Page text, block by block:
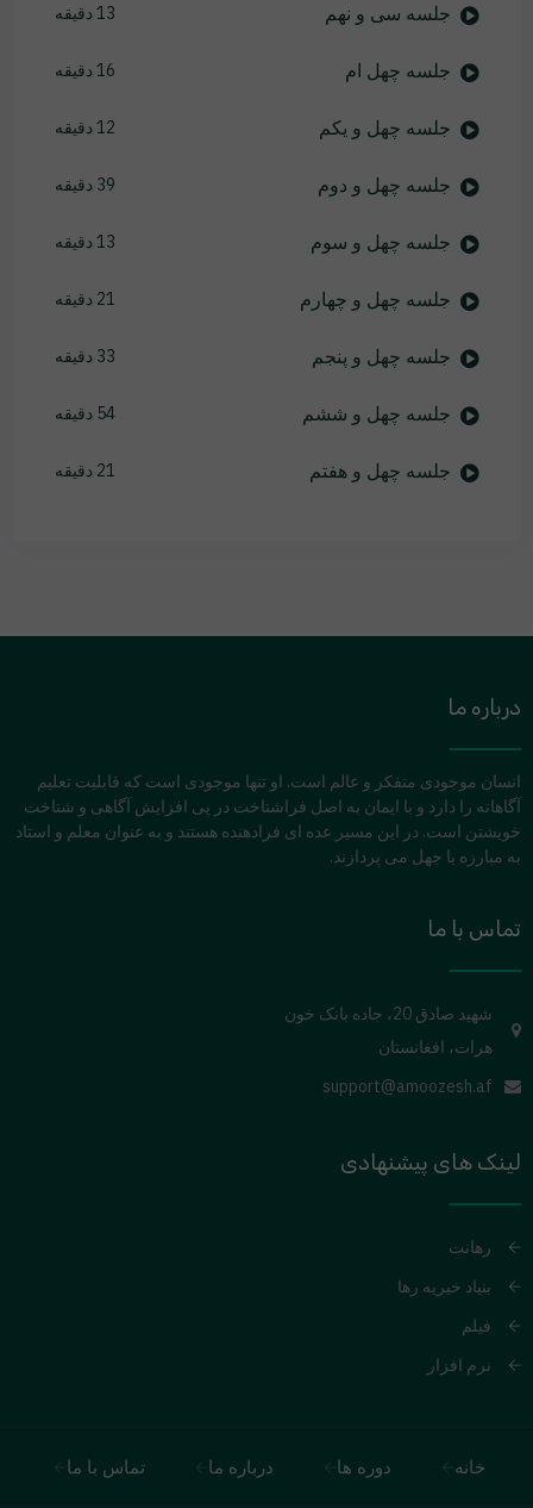
جلسه سی و نهم 13 دقیقه
جلسه چهل ام 16 دقیقه
جلسه چهل و یکم 12 دقیقه
جلسه چهل و دوم 39 دقیقه
جلسه چهل و سوم 13 دقیقه
جلسه چهل و چهارم 21 دقیقه
جلسه چهل و پنجم 33 دقیقه
جلسه چهل و ششم 54 دقیقه
جلسه چهل و هفتم 21 دقیقه
درباره ما
انسان موجودی متفکر و عالم است. او تنها موجودی است که قابلیت تعلیم
آگاهانه را دارد و با ایمان به اصل فراشناخت در پی افزایش آگاهی و شناخت
خویشتن است. در این مسیر عده ای فرادهنده هستند و به عنوان معلم و استاد
به مبارزه با جهل می پردازند.
تماس با ما
شهید صادق 20، جاده بانک خون
هرات، افغانستان
support@amoozesh.af
لینک های پیشنهادی
رهانت
بنیاد خیریه رها
فیلم
نرم افزار
خانه دوره ها درباره ما تماس با ما